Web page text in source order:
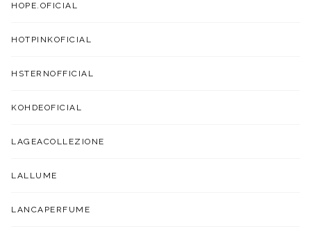
HOPE.OFICIAL
HOTPINKOFICIAL
HSTERNOFFICIAL
KOHDEOFICIAL
LAGEACOLLEZIONE
LALLUME
LANCAPERFUME